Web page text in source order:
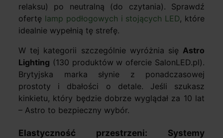
relaksu) po neutralną (do czytania). Sprawdź
ofertę lamp podłogowych i stojących LED, które
idealnie wypełnią tę strefę.
W tej kategorii szczególnie wyróżnia się Astro
Lighting (130 produktów w ofercie SalonLED.pl).
Brytyjska marka słynie z ponadczasowej
prostoty i dbałości o detale. Jeśli szukasz
kinkietu, który będzie dobrze wyglądał za 10 lat
– Astro to bezpieczny wybór.
Elastyczność przestrzeni: Systemy